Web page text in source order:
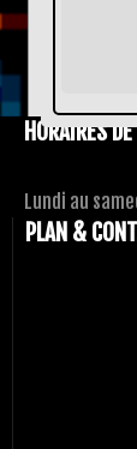
HORAIRES
Lundi au
PLAN &